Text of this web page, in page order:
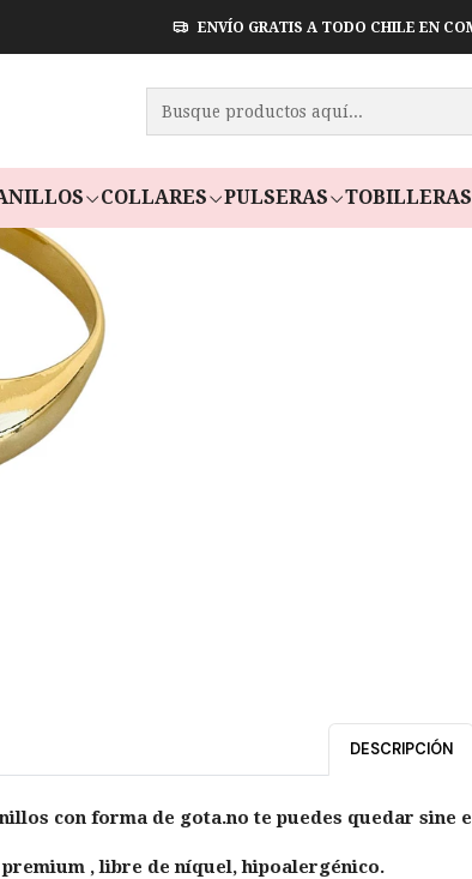
COLLARES PULSERAS TOBILLERAS
ENVÍO GRATIS A TODO CHILE EN
DESCRIPCIÓN
con forma de gota.no te puedes quedar
, libre de níquel, hipoalergénico.